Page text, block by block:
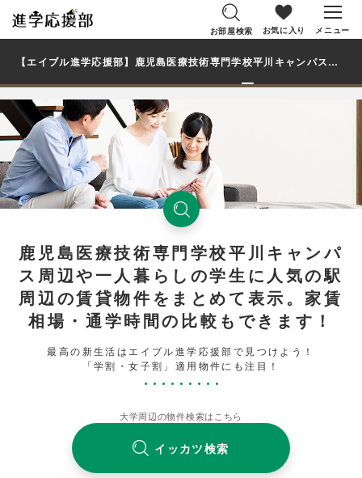
お部屋検索 お気に入り メニュー
【エイブル進学応援部】鹿児島医療技術専門学校平川キャンパスで、学生・大学生の一人暮らし向け賃貸マンション・アパートのお部屋を探す
鹿児島医療技術専門学校平川キャンパ
ス周辺や一人暮らしの学生に人気の駅
周辺の賃貸物件をまとめて表示。家賃
相場・通学時間の比較もできます！
最高の新生活はエイブル進学応援部で見つけよう！
「学割・女子割」適用物件にも注目！
大学周辺の物件検索はこちら
イッカツ検索